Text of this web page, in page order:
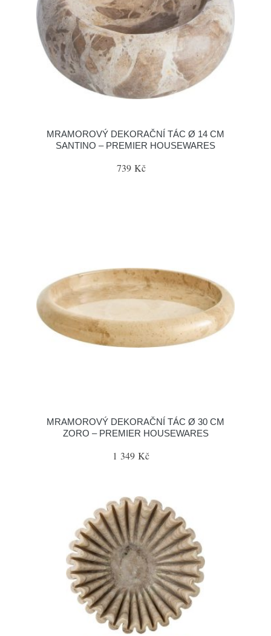
MRAMOROVÝ DEKORAČNÍ TÁC Ø 14 CM
SANTINO – PREMIER HOUSEWARES
739 Kč
MRAMOROVÝ DEKORAČNÍ TÁC Ø 30 CM
ZORO – PREMIER HOUSEWARES
1 349 Kč